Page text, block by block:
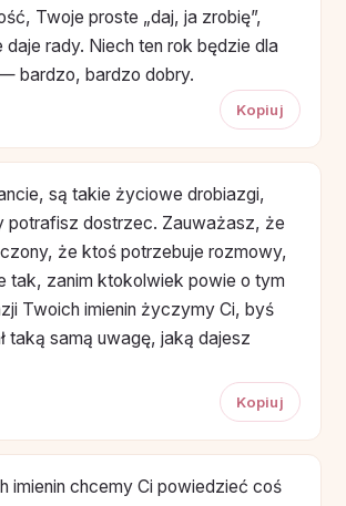
Twoje proste „daj, ja zrobię”,
daje rady. Niech ten rok będzie dla
bardzo, bardzo dobry.
Kopiuj
są takie życiowe drobiazgi,
potrafisz dostrzec. Zauważasz, że
że ktoś potrzebuje rozmowy,
tak, zanim ktokolwiek powie o tym
Twoich imienin życzymy Ci, byś
taką samą uwagę, jaką dajesz
Kopiuj
imienin chcemy Ci powiedzieć coś